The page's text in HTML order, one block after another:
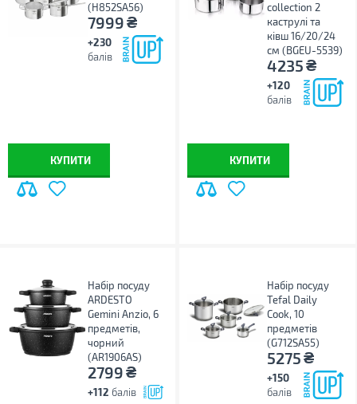
(H852SA56)
7999₴
+230
балів
КУПИТИ
collection 2
каструлі та
ківш 16/20/24
см (BGEU-5539)
4235₴
+120
балів
КУПИТИ
Набір посуду
ARDESTO
Gemini Anzio, 6
предметів,
чорний
(AR1906AS)
2799₴
+112 балів
Набір посуду
Tefal Daily
Cook, 10
предметів
(G712SA55)
5275₴
+150
балів